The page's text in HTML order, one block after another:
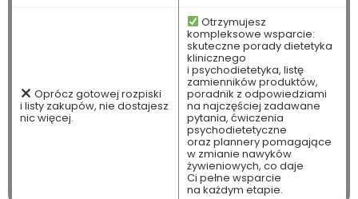
Oprócz gotowej rozpiski
i listy zakupów, nie dostajesz
nic więcej.
Otrzymujesz
kompleksowe wsparcie:
skuteczne porady dietetyka
klinicznego
i psychodietetyka, listę
zamienników produktów,
poradnik z odpowiedziami
na najczęściej zadawane
pytania, ćwiczenia
psychodietetyczne
oraz plannery pomagające
w zmianie nawyków
żywieniowych, co daje
Ci pełne wsparcie
na każdym etapie.